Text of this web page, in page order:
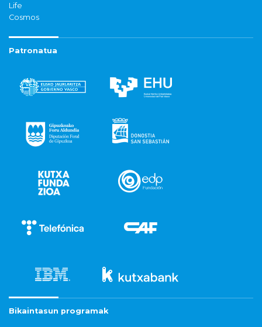
Life
Cosmos
Patronatua
Bikaintasun programak